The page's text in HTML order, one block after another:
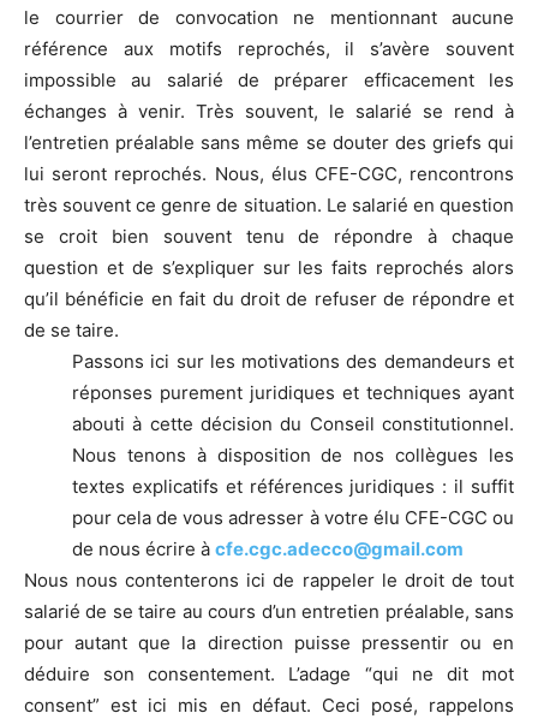
le courrier de convocation ne mentionnant aucune
référence aux motifs reprochés, il s’avère souvent
impossible au salarié de préparer efficacement les
échanges à venir. Très souvent, le salarié se rend à
l’entretien préalable sans même se douter des griefs qui
lui seront reprochés. Nous, élus CFE-CGC, rencontrons
très souvent ce genre de situation. Le salarié en question
se croit bien souvent tenu de répondre à chaque
question et de s’expliquer sur les faits reprochés alors
qu’il bénéficie en fait du droit de refuser de répondre et
de se taire.
Passons ici sur les motivations des demandeurs et
réponses purement juridiques et techniques ayant
abouti à cette décision du Conseil constitutionnel.
Nous tenons à disposition de nos collègues les
textes explicatifs et références juridiques : il suffit
pour cela de vous adresser à votre élu CFE-CGC ou
de nous écrire à cfe.cgc.adecco@gmail.com
Nous nous contenterons ici de rappeler le droit de tout
salarié de se taire au cours d’un entretien préalable, sans
pour autant que la direction puisse pressentir ou en
déduire son consentement. L’adage “qui ne dit mot
consent” est ici mis en défaut. Ceci posé, rappelons